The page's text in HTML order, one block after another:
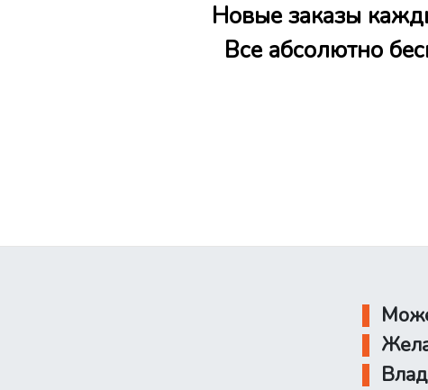
Новые заказы
Все абсолютно